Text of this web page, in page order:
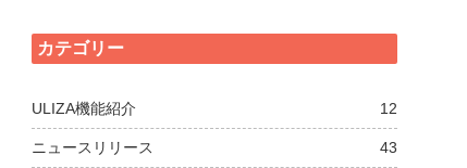
カテゴリー
ULIZA機能紹介 12
ニュースリリース 43